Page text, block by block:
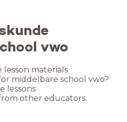
vwo
materials
middelbare school vwo?
lessons
other educators.